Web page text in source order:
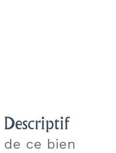
descriptif
de ce bien